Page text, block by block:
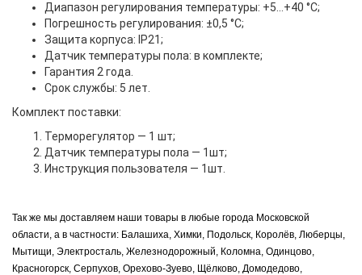
Диапазон регулирования температуры: +5…+40 °С;
Погрешность регулирования: ±0,5 °С;
Защита корпуса: IP21;
Датчик температуры пола: в комплекте;
Гарантия 2 года.
Срок службы: 5 лет.
Комплект поставки:
Терморегулятор — 1 шт;
Датчик температуры пола — 1шт;
Инструкция пользователя — 1шт.
Так же мы доставляем наши товары в любые города Московской
области, а в частности: Балашиха, Химки, Подольск, Королёв, Люберцы,
Мытищи, Электросталь, Железнодорожный, Коломна, Одинцово,
Красногорск, Серпухов, Орехово-Зуево, Щёлково, Домодедово,